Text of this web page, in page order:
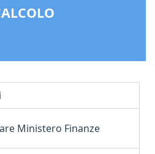
Ministero Finanze